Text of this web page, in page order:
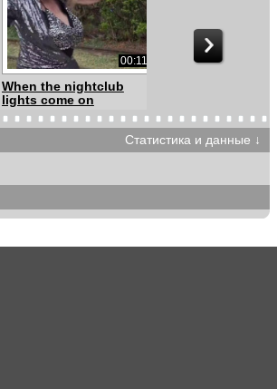
00:11
When the nightclub
lights come on
00:21
Enjoy the small
Статистика и данные ↓